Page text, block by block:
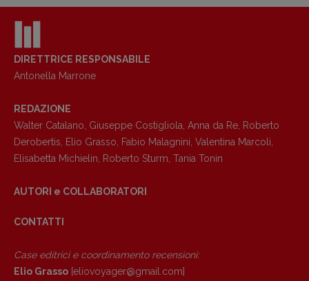
Tribunale Milano n° 5864/2023 – cod. fis.
DIRETTRICE RESPONSABILE
Antonella Marrone
REDAZIONE
Walter Catalano Giuseppe Costigliola Anna da Re Roberto
Derobertis
Elio Grasso Fabio Malagnini Valentina Marcoli
Elisabetta Michielin
Roberto Sturm Tania Tonin
AUTORI e COLLABORATORI
CONTATTI
Case editrici e coordinamento recensioni:
Elio Grasso [eliovoyager@gmail.com]